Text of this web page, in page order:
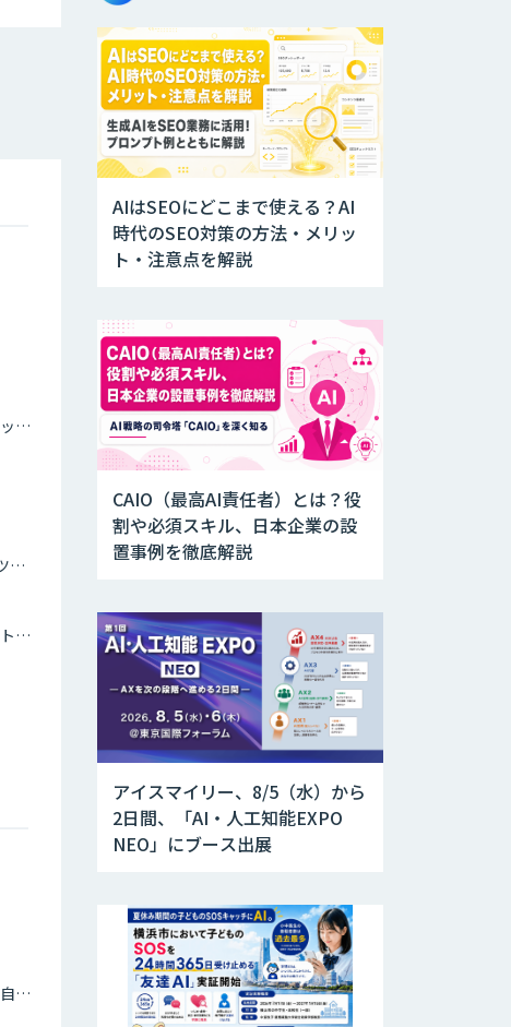
需要予測・ダイナミックプライシング
AR・VR・デジタルツイン
マーケテイングオートメーション・MAツール
行政・官公庁・地方自治体
AIはSEOにどこまで使える？AI
時代のSEO対策の方法・メリッ
ト・注意点を解説
CAIO（最高AI責任者）とは？役
割や必須スキル、日本企業の設
置事例を徹底解説
アイスマイリー、8/5（水）から
2日間、「AI・人工知能EXPO
NEO」にブース出展